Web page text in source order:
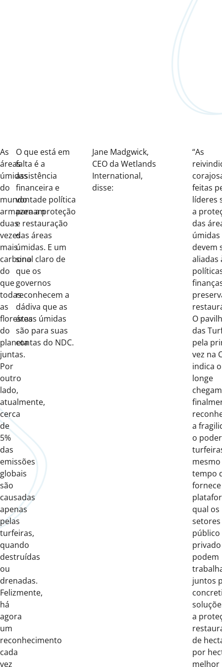
As
áreas
úmidas
do
mundo
armazenam
duas
vezes
mais
carbono
do
que
todas
as
florestas
do
planeta
juntas.
Por
outro
lado,
atualmente,
cerca
de
5%
das
emissões
globais
são
causadas
apenas
pelas
turfeiras,
quando
destruídas
ou
drenadas.
Felizmente,
há
agora
um
reconhecimento
cada
vez
O que está em
falta é a
assistência
financeira e
vontade política
para a proteção
e restauração
das áreas
úmidas. E um
sinal claro de
que os
governos
reconhecem a
dádiva que as
áreas úmidas
são para suas
contas do NDC.
Jane Madgwick,
CEO da Wetlands
International,
disse:
“As
feitas
líderes
a
das
úmidas
devem
aliadas
O
das
pela
vez na
indica
longe
a
o
mesmo
tempo
qual os
setores
público
privado
podem
juntos
a
de
por
melhor